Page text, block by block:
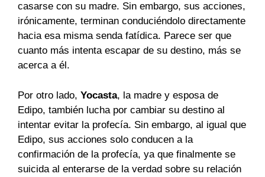
casarse con su madre. Sin embargo, sus acciones,
irónicamente, terminan conduciéndolo directamente
hacia esa misma senda fatídica. Parece ser que
cuanto más intenta escapar de su destino, más se
acerca a él.
Por otro lado, Yocasta, la madre y esposa de
Edipo, también lucha por cambiar su destino al
intentar evitar la profecía. Sin embargo, al igual que
Edipo, sus acciones solo conducen a la
confirmación de la profecía, ya que finalmente se
suicida al enterarse de la verdad sobre su relación